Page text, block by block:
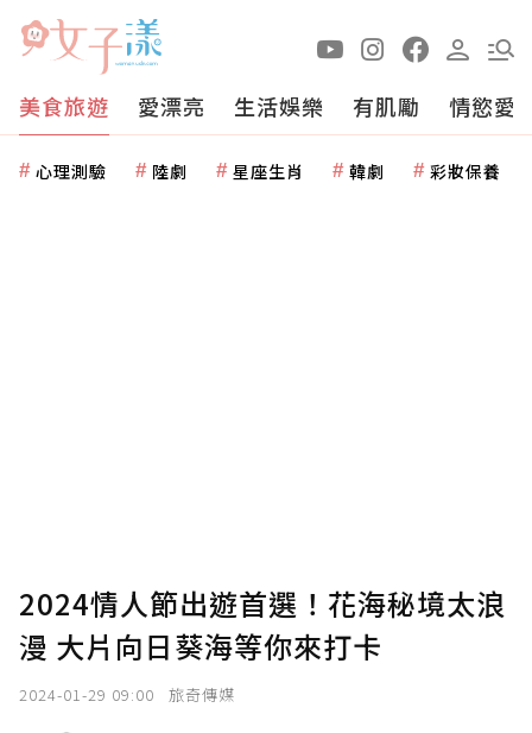
美食旅遊 愛漂亮 生活娛樂 有肌勵 情慾愛
心理測驗 陸劇 星座生肖 韓劇 彩妝保養
2024情人節出遊首選！花海秘境太浪
漫 大片向日葵海等你來打卡
2024-01-29 09:00 旅奇傳媒